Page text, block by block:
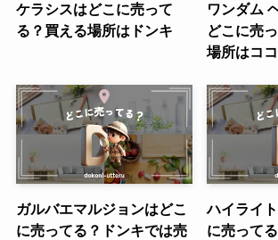
ケラシスはどこに売って
る？買える場所はドンキ
ワンダム
どこに売
場所はココ
ガルバエマルジョンはどこ
に売ってる？ドンキでは売
ハイライ
に売って